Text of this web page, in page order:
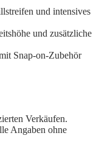
und intensives
und zusätzliche
Snap-on-Zubehör
Verkäufen.
Angaben ohne